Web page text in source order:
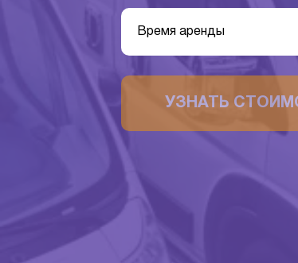
Время аренды
УЗНАТЬ